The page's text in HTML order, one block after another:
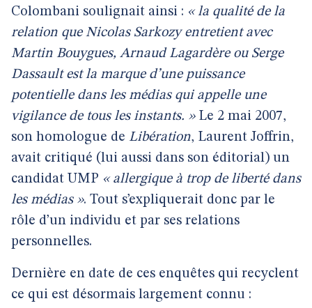
Colombani soulignait ainsi : « la qualité de la
relation que Nicolas Sarkozy entretient avec
Martin Bouygues, Arnaud Lagardère ou Serge
Dassault est la marque d’une puissance
potentielle dans les médias qui appelle une
vigilance de tous les instants. » Le 2 mai 2007,
son homologue de Libération, Laurent Joffrin,
avait critiqué (lui aussi dans son éditorial) un
candidat UMP « allergique à trop de liberté dans
les médias ». Tout s’expliquerait donc par le
rôle d’un individu et par ses relations
personnelles.
Dernière en date de ces enquêtes qui recyclent
ce qui est désormais largement connu :